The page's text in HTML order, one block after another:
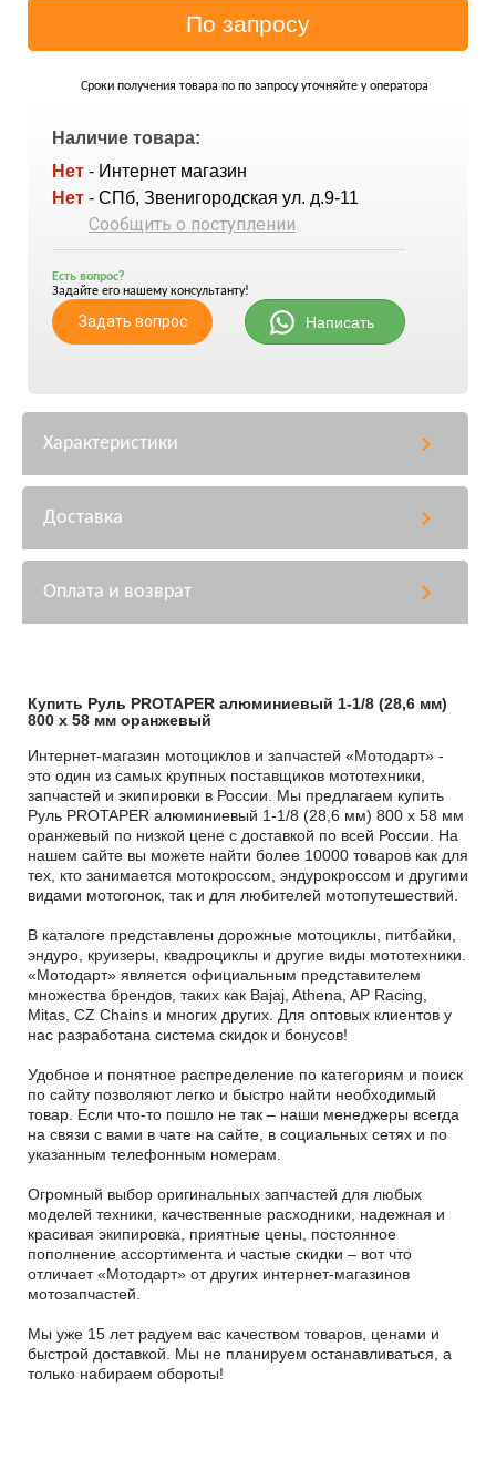
Сроки получения товара по по запросу уточняйте у оператора
Наличие товара:
Нет - Интернет магазин
Нет - СПб, Звенигородская ул. д.9-11
Сообщить о поступлении
Есть вопрос?
Задайте его нашему консультанту!
Задать вопрос Написать
Характеристики
Доставка
Оплата и возврат
Купить Руль PROTAPER алюминиевый 1-1/8 (28,6 мм)
800 х 58 мм оранжевый
Интернет-магазин мотоциклов и запчастей «Мотодарт» -
это один из самых крупных поставщиков мототехники,
запчастей и экипировки в России. Мы предлагаем купить
Руль PROTAPER алюминиевый 1-1/8 (28,6 мм) 800 х 58 мм
оранжевый по низкой цене с доставкой по всей России. На
нашем сайте вы можете найти более 10000 товаров как для
тех, кто занимается мотокроссом, эндурокроссом и другими
видами мотогонок, так и для любителей мотопутешествий.
В каталоге представлены дорожные мотоциклы, питбайки,
эндуро, круизеры, квадроциклы и другие виды мототехники.
«Мотодарт» является официальным представителем
множества брендов, таких как Bajaj, Athena, AP Racing,
Mitas, CZ Chains и многих других. Для оптовых клиентов у
нас разработана система скидок и бонусов!
Удобное и понятное распределение по категориям и поиск
по сайту позволяют легко и быстро найти необходимый
товар. Если что-то пошло не так – наши менеджеры всегда
на связи с вами в чате на сайте, в социальных сетях и по
указанным телефонным номерам.
Огромный выбор оригинальных запчастей для любых
моделей техники, качественные расходники, надежная и
красивая экипировка, приятные цены, постоянное
пополнение ассортимента и частые скидки – вот что
отличает «Мотодарт» от других интернет-магазинов
мотозапчастей.
Мы уже 15 лет радуем вас качеством товаров, ценами и
быстрой доставкой. Мы не планируем останавливаться, а
только набираем обороты!